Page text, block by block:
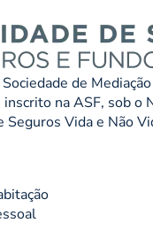
de
inscrito na ASF, sob o
Seguros Vida e Não